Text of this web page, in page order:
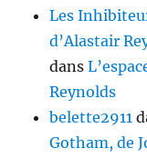
Les
d’Alastair
dans
Reynolds
belette2911
Gotham, de